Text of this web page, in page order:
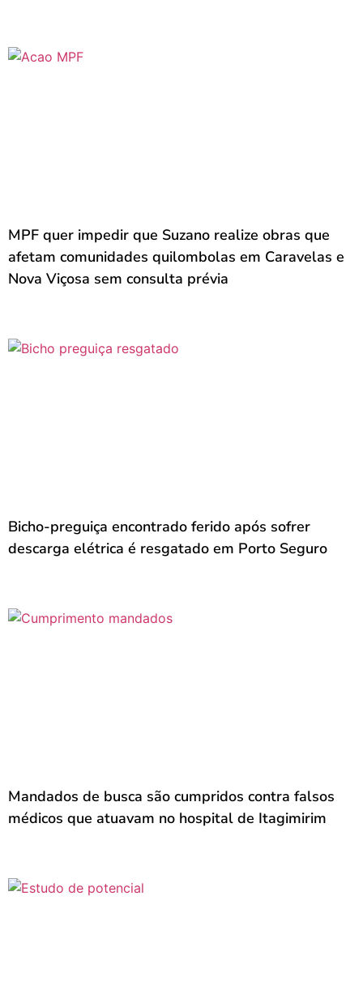
MPF quer impedir que Suzano realize obras que
afetam comunidades quilombolas em Caravelas e
Nova Viçosa sem consulta prévia
Bicho-preguiça encontrado ferido após sofrer
descarga elétrica é resgatado em Porto Seguro
Mandados de busca são cumpridos contra falsos
médicos que atuavam no hospital de Itagimirim